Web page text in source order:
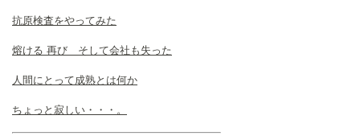
抗原検査をやってみた
熔ける 再び そして会社も失った
人間にとって成熟とは何か
ちょっと寂しい・・・。